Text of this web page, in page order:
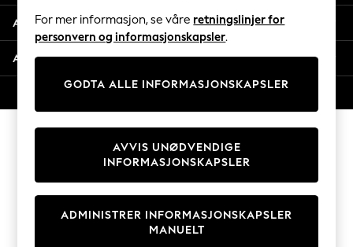
Trending: Clogs
Toy Story
THE SET
Coats & Jackets
Sweatshirts & Hoodies
Knitwear
Cardigans
Dresses
Sets & Outfits
T-Shirts
Avdelinger
Andre tjenester
For mer informasjon, se våre retningslinjer for
personvern og informasjonskapsler.
GODTA ALLE INFORMASJONSKAPSLER
ADMINISTRER INFORMASJONSKAPSLER
MANUELT
AVVIS UNØDVENDIGE
INFORMASJONSKAPSLER